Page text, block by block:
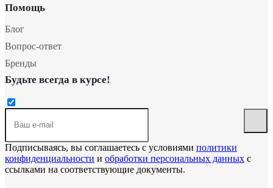
Помощь
Блог
Вопрос-ответ
Бренды
Будьте всегда в курсе!
Подписываясь, вы соглашаетесь с условиями политики
конфиденциальности и обработки персональных данных с
ссылками на соответствующие документы.